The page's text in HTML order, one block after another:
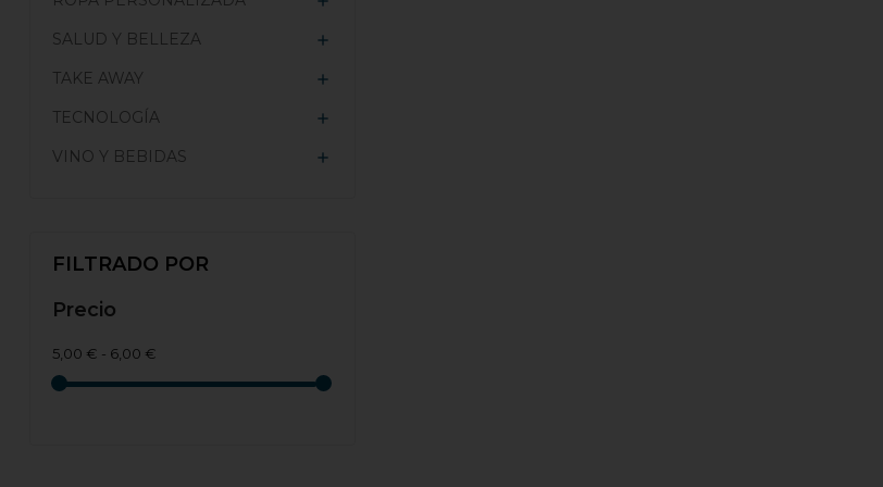
SALUD Y BELLEZA 
TAKE AWAY 
TECNOLOGÍA 
VINO Y BEBIDAS 
FILTRADO POR
Precio
5,00 € - 6,00 €